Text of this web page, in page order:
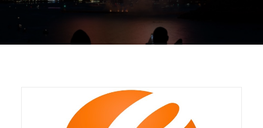
Polska
Świat